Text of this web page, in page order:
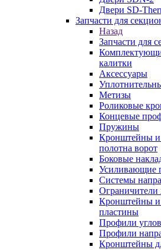
Двери SD-
Запчасти для
Назад
Запчасти для
калитки
Аксессуары
Метизы
Роликовые
Концевые
Пружины
Кронштейны и
полотна ворот
Боковые
Усиливающие
Системы
Ограничители
Кронштейны и
пластины
Профили
Профили
Кронштейны